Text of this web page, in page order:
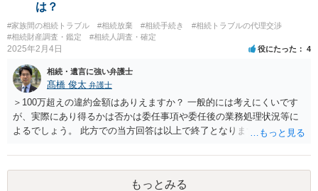
は？
#家族間の相続トラブル #相続放棄 #相続手続き
#相続トラブルの代理交渉
#相続財産調査・鑑定
#相続人調査・確定
2025年2月4日 役にたった 4
相続・遺言に強い弁護士
髙橋 俊太 弁護士
＞100万超えの違約金額はありえますか？ 一般的には考えにくいです
が、実際にあり得るかは否かは委任事項や委任後の業務処理状況等に
よるでしょう。 此方での当方回答は以上で終了となりますが、参考に
もっとみる